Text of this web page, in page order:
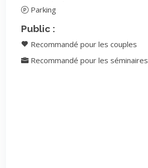
Parking
Public :
Recommandé pour les couples
Recommandé pour les séminaires